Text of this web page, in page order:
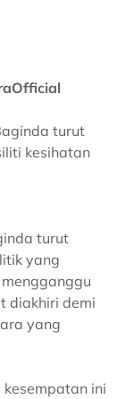
turut
kesihatan
turut
yang
diakhiri demi
yang
ini